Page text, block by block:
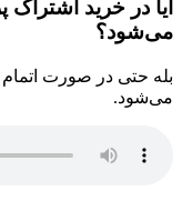
آیا در خرید اشتراک
می‌شود؟
بله حتی در صورت اتمام
می‌شود.